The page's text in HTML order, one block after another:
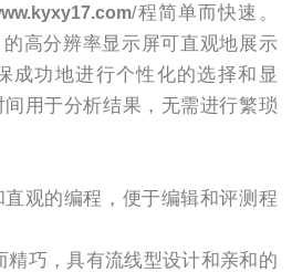
/程简单而快速。
高分辨率显示屏可直观地展示
成功地进行个性化的选择和显
用于分析结果，无需进行繁琐
观的编程，便于编辑和评测程
精巧，具有流线型设计和亲和的